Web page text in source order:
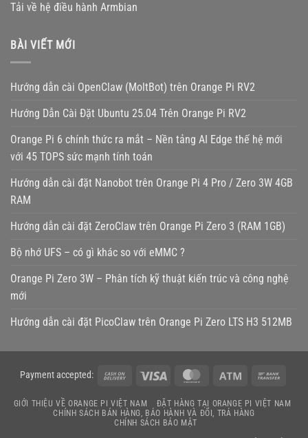
Tải về hệ điều hành Armbian
BÀI VIẾT MỚI
Hướng dẫn cài OpenClaw (MoltBot) trên Orange Pi RV2
Hướng Dẫn Cài Đặt Ubuntu 25.04 Trên Orange Pi RV2
Orange Pi 6 chính thức ra mắt – Nền tảng AI Edge thế hệ mới
với 45 TOPS sức mạnh tính toán
Hướng dẫn cài đặt Nanobot trên Orange Pi 4 Pro / Zero 3W 4GB
RAM
Hướng dẫn cài đặt ZeroClaw trên Orange Pi Zero 3 (RAM 1GB)
Bộ nhớ UFS – có gì khác so với eMMC ?
Orange Pi Zero 3W – Phân tích kỹ thuật kiến trúc và công nghệ
mới
Hướng dẫn cài đặt PicoClaw trên Orange Pi Zero LTS H3 512MB
Payment accepted:
Cash
Delivery
MasterCard Atm
GIỚI THIỆU VỀ ORANGE PI VIỆT NAM
ĐẶT HÀNG TẠI ORANGE PI VIỆT NAM
CHÍNH SÁCH BÁN HÀNG, BẢO HÀNH VÀ ĐỔI, TRẢ HÀNG
CHÍNH SÁCH BẢO MẬT